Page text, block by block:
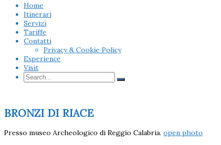
Home
Itinerari
Servizi
Tariffe
Contatti
Privacy & Cookie Policy
Experience
Visit
BRONZI DI RIACE
Presso museo Archeologico di Reggio Calabria. open photo